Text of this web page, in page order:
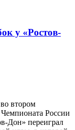
у «Ростов-
втором
России
Дон» переиграл